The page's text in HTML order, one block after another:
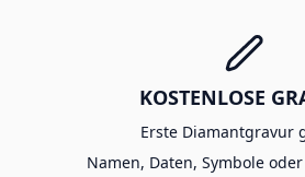
KOSTENLOSE
Erste Diamantgravur
Namen, Daten, Symbole